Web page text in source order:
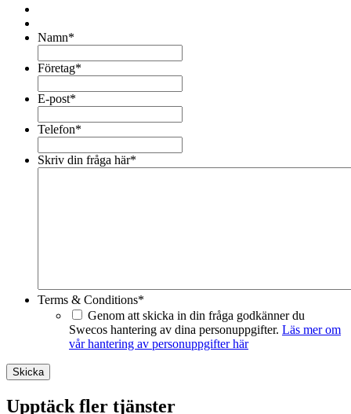
Namn*
Företag*
E-post*
Telefon*
Skriv din fråga här*
Terms & Conditions*
Genom att skicka in din fråga godkänner du
Swecos hantering av dina personuppgifter. Läs mer om
vår hantering av personuppgifter här
Skicka
Upptäck fler tjänster